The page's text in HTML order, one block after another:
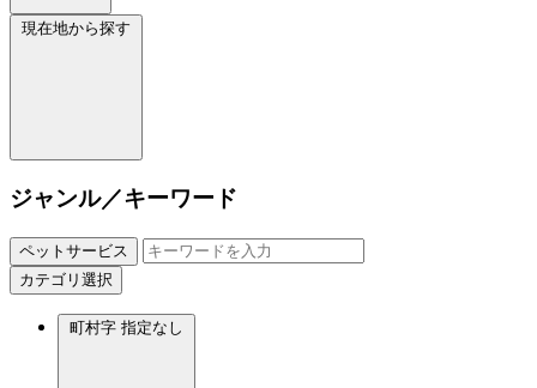
現在地から探す
ジャンル／キーワード
ペットサービス
カテゴリ選択
町村字 指定なし